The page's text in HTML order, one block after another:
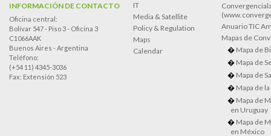
INFORMACIÓN DE CONTACTO
Oficina central:
Bolívar 547 - Piso 3 - Oficina 3
C1066AAK
Buenos Aires - Argentina
Teléfono:
(+54 11) 4345-3036
Fax: Extensión 523
IT
Media & Satellite
Policy & Regulation
Maps
Calendar
Anuario TIC
Mapas de
Mapa de
Mapa de
Mapa de
Mapa de
Mapa de
en Uruguay
Mapa de
en México